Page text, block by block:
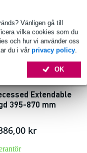
Vänligen gå till
vilka cookies som du
och hur vi använder oss
du i vår privacy policy.
OK
250,00 kr
Extendable
395-870 mm
kr